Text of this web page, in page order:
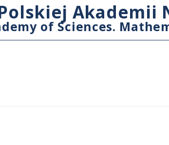
Akademii
of Sciences.